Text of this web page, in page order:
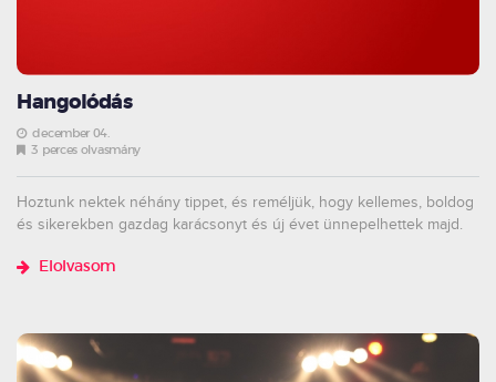
Hangolódás
december 04.
3 perces olvasmány
Hoztunk nektek néhány tippet, és reméljük, hogy kellemes, boldog
és sikerekben gazdag karácsonyt és új évet ünnepelhettek majd.
Elolvasom